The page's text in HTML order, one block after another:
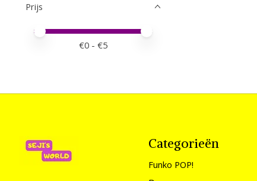
Prijs
Minimale prijswaarde
Price maximum value
€0 - €5
Categorieën
Funko POP!